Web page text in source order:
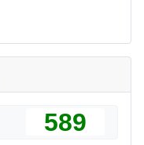
589